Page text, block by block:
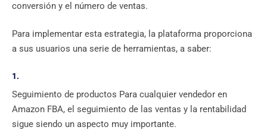
conversión y el número de ventas.
Para implementar esta estrategia, la plataforma proporciona
a sus usuarios una serie de herramientas, a saber:
1.
Seguimiento de productos Para cualquier vendedor en
Amazon FBA, el seguimiento de las ventas y la rentabilidad
sigue siendo un aspecto muy importante.